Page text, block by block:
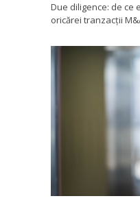
Due diligence: de ce
oricărei tranzacții